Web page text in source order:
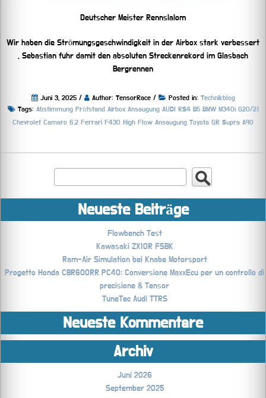
Deutscher Meister Rennslalom
Wir haben die Strömungsgeschwindigkeit in der Airbox stark verbessert
. Sebastian fuhr damit den absoluten Streckenrekord im Glasbach
Bergrennen
Juni 3, 2025 / Author: TensorRace / Posted in: Technikblog
Tags: Abstimmung Prüfstand Airbox Ansaugung AUDI RS4 B5 BMW M340i G20/21
Chevrolet Camaro 6.2 Ferrari F430 High Flow Ansaugung Toyota GR Supra A90
Neueste Beiträge
Flowbench Test
Kawasaki ZX10R FSBK
Ram-Air Simulation bei Knabe Motorsport
Progetto Honda CBR600RR PC40: Conversione MaxxEcu per un controllo di
precisione & Tensor
TuneTec Audi TTRS
Neueste Kommentare
Archiv
Juni 2026
September 2025